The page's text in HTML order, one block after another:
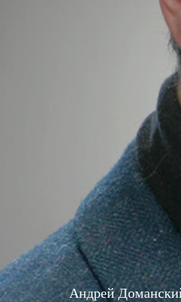
Андрей